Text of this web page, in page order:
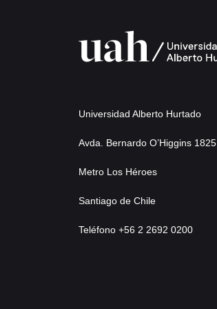
Universidad Alberto Hurtado
Avda. Bernardo O’Higgins 1825
Metro Los Héroes
Santiago de Chile
Teléfono +56 2 2692 0200